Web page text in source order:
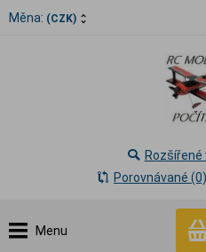
Měna: (CZK)
Menu
Rozšířené
Porovnávané (0)